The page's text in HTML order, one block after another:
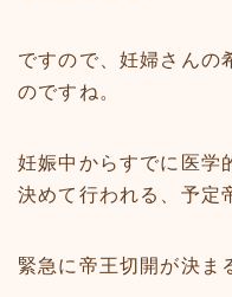
ですので、妊婦さんの
のですね。
妊娠中からすでに医学
決めて行われる、予定
緊急に帝王切開が決ま